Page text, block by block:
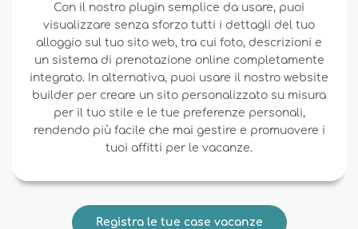
Con il nostro plugin semplice da usare, puoi
visualizzare senza sforzo tutti i dettagli del tuo
alloggio sul tuo sito web, tra cui foto, descrizioni e
un sistema di prenotazione online completamente
integrato. In alternativa, puoi usare il nostro website
builder per creare un sito personalizzato su misura
per il tuo stile e le tue preferenze personali,
rendendo più facile che mai gestire e promuovere i
tuoi affitti per le vacanze.
Registra le tue case vacanze